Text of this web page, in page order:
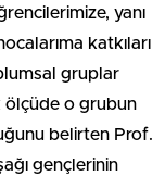
yanı
katkıları
gruplar
ölçüde o grubun
belirten Prof.
gençlerinin